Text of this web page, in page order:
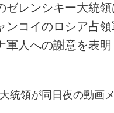
ゼレンシキー大統
ンコイのロシア占
軍人への謝意を表明
統領が同日夜の動画